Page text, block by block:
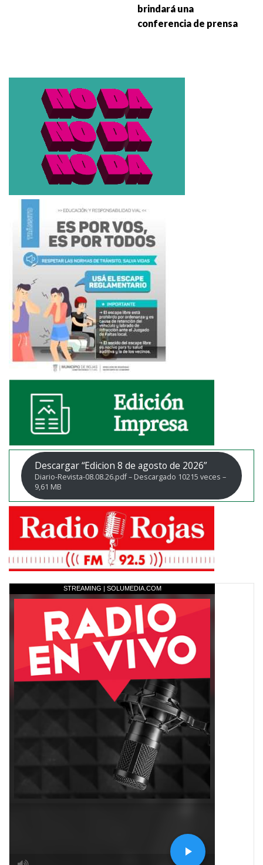
brindará una
conferencia de prensa
Descargar “Edicion 8 de agosto de 2026”
Diario-Revista-08.08.26.pdf – Descargado 10215 veces –
9,61 MB